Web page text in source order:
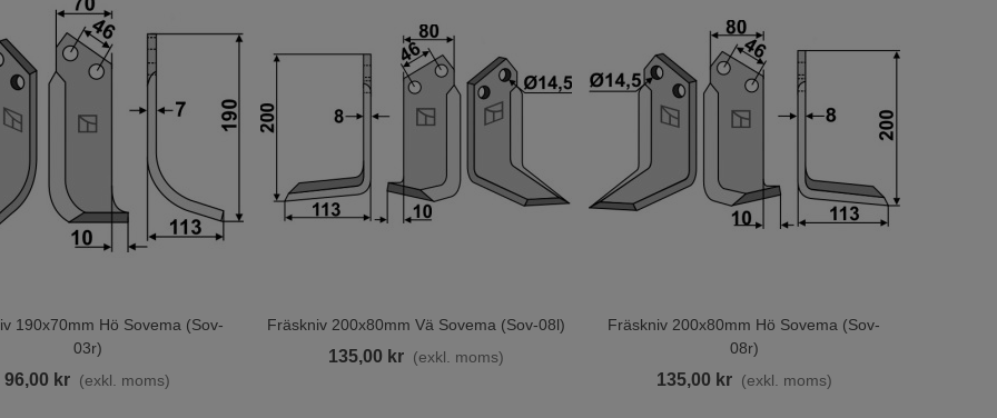
I Varukorgen
190x70mm Hö Sovema (sov-
03r)
96,00 kr (exkl. moms)
Lägg Till I Varukorgen
Fräskniv 200x80mm Vä Sovema (sov-08l)
135,00 kr (exkl. moms)
Lägg Till I Varukorgen
Fräskniv 200x80mm Hö Sovema (sov-
08r)
135,00 kr (exkl. moms)